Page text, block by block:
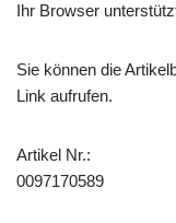
Ihr Browser
Sie können die
Link aufrufen.
Artikel Nr.:
0097170589